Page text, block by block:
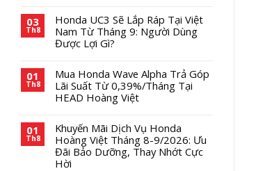
03
Th8
Honda UC3 Sẽ Lắp Ráp Tại Việt
Nam Từ Tháng 9: Người Dùng
Được Lợi Gì?
01
Th8
Mua Honda Wave Alpha Trả Góp
Lãi Suất Từ 0,39%/Tháng Tại
HEAD Hoàng Việt
01
Th8
Khuyến Mãi Dịch Vụ Honda
Hoàng Việt Tháng 8-9/2026: Ưu
Đãi Bảo Dưỡng, Thay Nhớt Cực
Hời